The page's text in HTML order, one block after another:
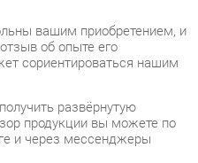
продукции вы можете по
и через мессенджеры
мебели для кабинета
Орех английский,
центрального склада в
и магазинов